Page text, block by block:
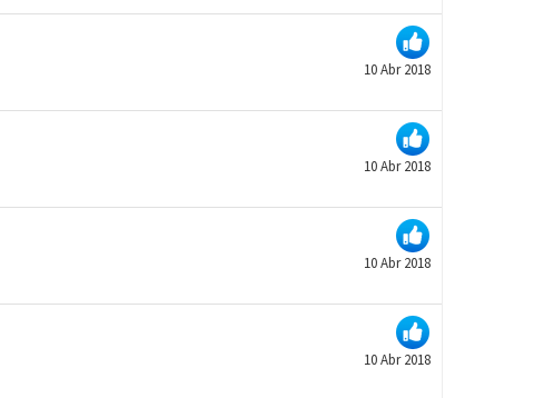
10 Abr 2018
10 Abr 2018
10 Abr 2018
10 Abr 2018